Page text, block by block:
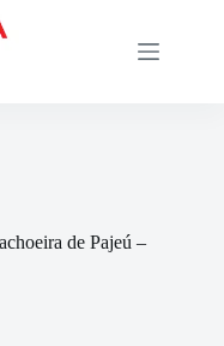
de Pajeú –